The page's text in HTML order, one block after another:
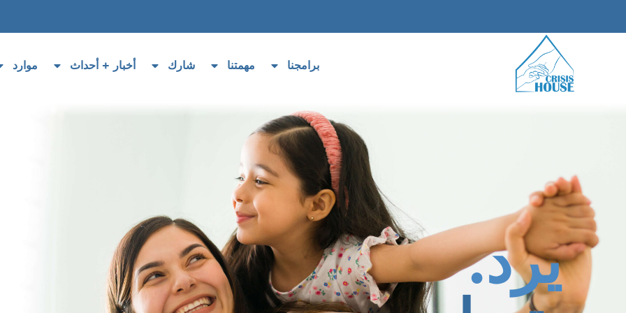
برامجنا مهمتنا شارك أخبار + أحداث موارد
يرد.